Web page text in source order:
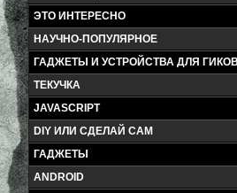
ЭТО ИНТЕРЕСНО
НАУЧНО-ПОПУЛЯРНОЕ
ГАДЖЕТЫ И УСТРОЙСТВА ДЛЯ ГИКОВ
ТЕКУЧКА
JAVASCRIPT
DIY ИЛИ СДЕЛАЙ САМ
ГАДЖЕТЫ
ANDROID